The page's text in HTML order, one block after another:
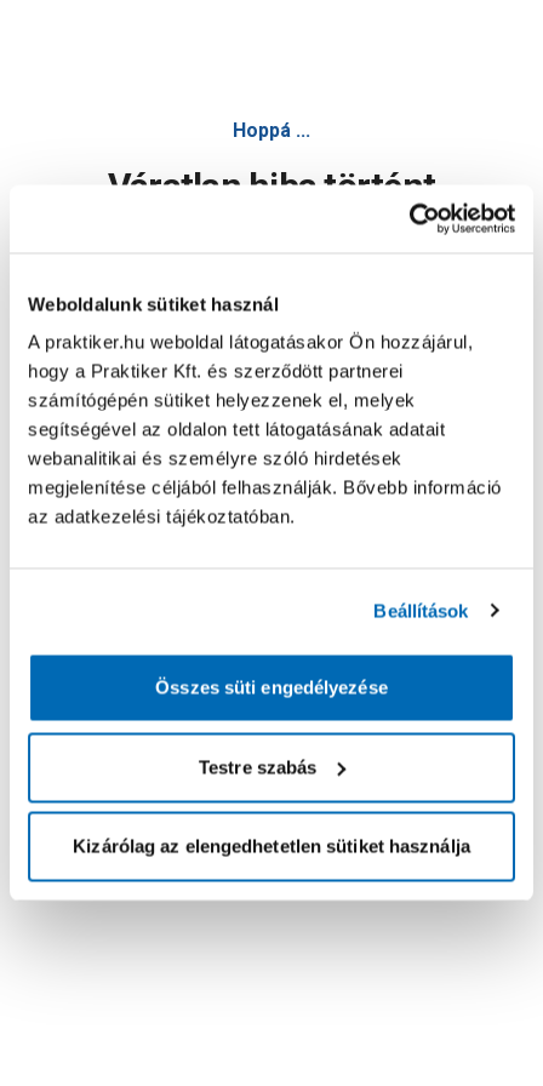
Weboldalunk sütiket használ
A praktiker.hu weboldal látogatásakor Ön hozzájárul,
hogy a Praktiker Kft. és szerződött partnerei
számítógépén sütiket helyezzenek el, melyek
segítségével az oldalon tett látogatásának adatait
webanalitikai és személyre szóló hirdetések
megjelenítése céljából felhasználják. Bővebb információ
az adatkezelési tájékoztatóban.
Beállítások
Összes süti engedélyezése
Testre szabás
Kizárólag az elengedhetetlen sütiket használja
Hoppá ...
Váratlan hiba történt
Oldal újratöltése